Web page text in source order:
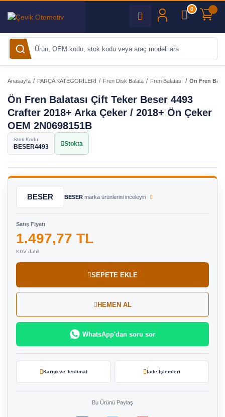
0
Anasayfa PARÇA KATEGORİLERİ Fren Disk Balata Fren Balatası Ön Fren
Ön Fren Balatası Çift Teker Beser 4493
Crafter 2018+ Arka Çeker / 2018+ Ön Çeker
OEM 2N0698151B
Stok Kodu
BESER4493 Stokta
BESER BESER marka ürünlerini inceleyin
Satış Fiyatı
1.497,77 TL
KDV dahil
SEPETE EKLE
HEMEN AL
WhatsApp'dan soru sor
Kargo ve Teslimat İade İşlemleri
Bu Ürünü Paylaş